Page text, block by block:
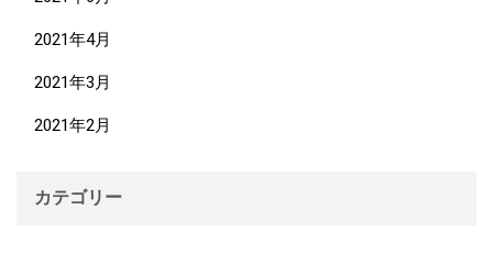
2021年4月
2021年3月
2021年2月
カテゴリー